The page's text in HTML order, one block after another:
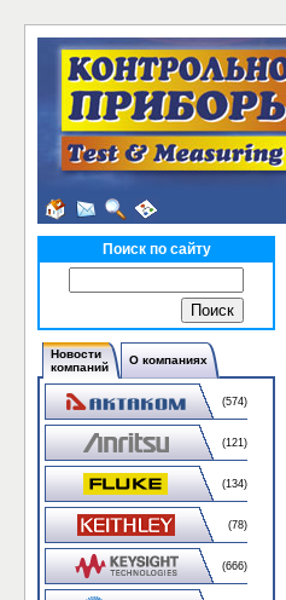
Поиск по сайту
Новости
компаний
О компаниях
(574)
(121)
(134)
(78)
(666)